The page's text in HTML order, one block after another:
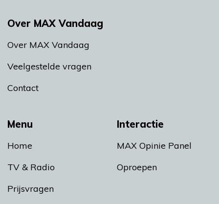
Menu
Home
TV & Radio
Prijsvragen
Interactie
MAX Opinie Panel
Oproepen
Over MAX Vandaag
Over MAX Vandaag
Veelgestelde vragen
Contact